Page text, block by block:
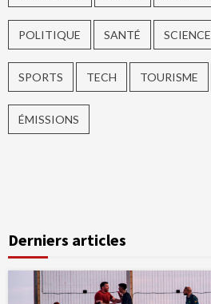
POLITIQUE SANTÉ SCIENCE
SPORTS TECH TOURISME
ÉMISSIONS
Derniers articles